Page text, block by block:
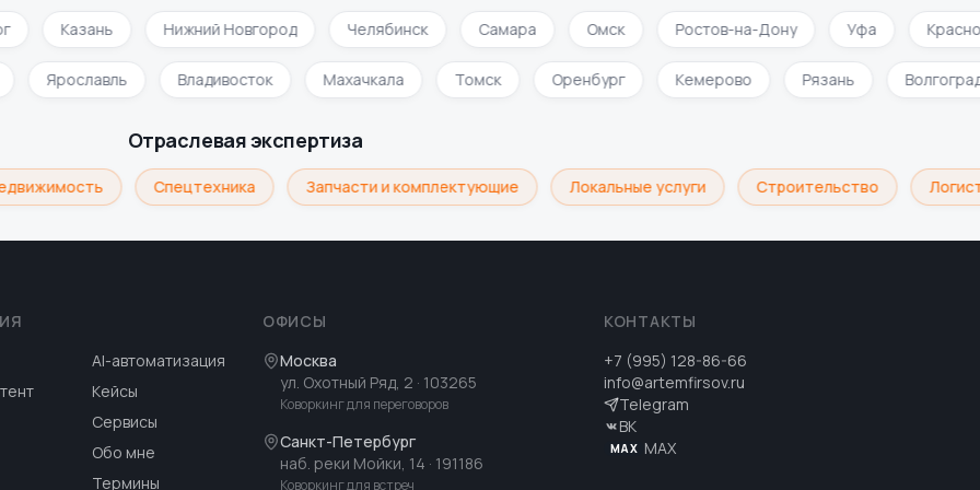
Казань Нижний Новгород Челябинск Самара Омск Ростов-на-Дону Уфа
Ярославль Владивосток Махачкала Томск Оренбург Кемерово Рязань
Отраслевая экспертиза
Спецтехника Запчасти и комплектующие Локальные услуги Строительство
AI-автоматизация
Кейсы
Сервисы
Обо мне
Термины
ОФИСЫ
Москва
ул. Охотный Ряд, 2 · 103265
Коворкинг для переговоров
Санкт-Петербург
наб. реки Мойки, 14 · 191186
Коворкинг для встреч
КОНТАКТЫ
+7 (995) 128-86-66
info@artemfirsov.ru
Telegram
ВК
MAX MAX